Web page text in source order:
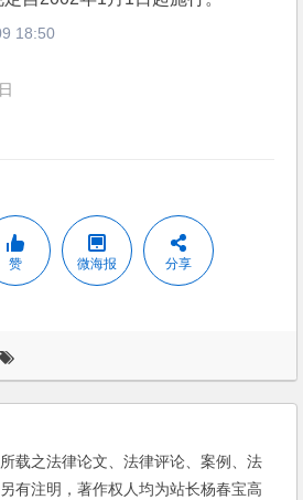
18:50
赞 微海报 分享
载之法律论文、法律评论、案例、法
有注明，著作权人均为站长杨春宝高